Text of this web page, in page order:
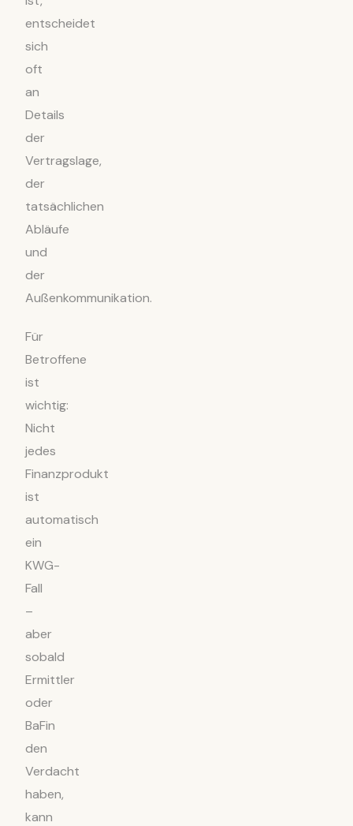
entscheidet
sich
oft
an
Details
der
Vertragslage,
der
tatsächlichen
Abläufe
und
der
Außenkommunikation.
Für
Betroffene
ist
wichtig:
Nicht
jedes
Finanzprodukt
ist
automatisch
ein
KWG-
Fall
–
aber
sobald
Ermittler
oder
BaFin
den
Verdacht
haben,
kann